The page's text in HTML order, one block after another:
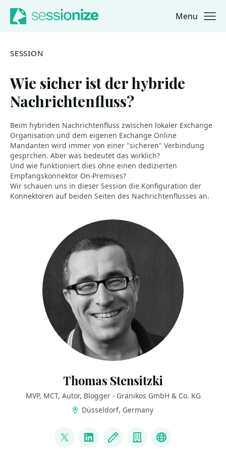
Jump to navigation
Jump to content Menu
SESSION
Wie sicher ist der hybride
Nachrichtenfluss?
Beim hybriden Nachrichtenfluss zwischen lokaler Exchange
Organisation und dem eigenen Exchange Online
Mandanten wird immer von einer "sicheren" Verbindung
gesprchen. Aber was bedeutet das wirklich?
Und wie funktioniert dies ohne einen dedizierten
Empfangskonnektor On-Premises?
Wir schauen uns in dieser Session die Konfiguration der
Konnektoren auf beiden Seiten des Nachrichtenflusses an.
Thomas Stensitzki
MVP, MCT, Autor, Blogger - Granikos GmbH & Co. KG
Düsseldorf, Germany
@stensitzki
LinkedInBlog CompanyLinktree